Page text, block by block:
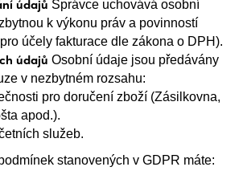
údajů Správce uchovává osobní
k výkonu práv a povinností
účely fakturace dle zákona o DPH).
údajů Osobní údaje jsou předávány
v nezbytném rozsahu:
pro doručení zboží (Zásilkovna,
apod.).
služeb.
stanovených v GDPR máte: